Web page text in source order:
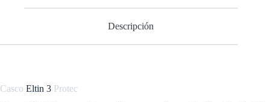
Descripción
Casco Eltin 3 Protec